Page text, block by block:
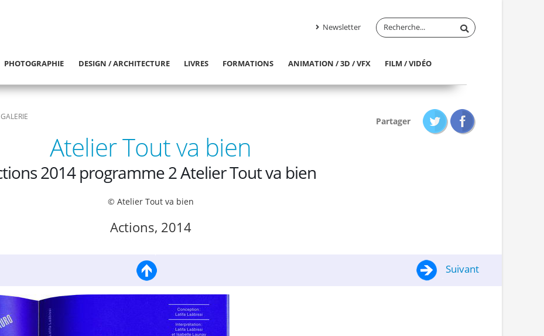
Newsletter
PHOTOGRAPHIE DESIGN / ARCHITECTURE LIVRES FORMATIONS ANIMATION / 3D / VFX FILM / VIDÉO
GALERIE Partager
Atelier Tout va bien
2014 programme 2 Atelier Tout va bien
© Atelier Tout va bien
Actions, 2014
Suivant